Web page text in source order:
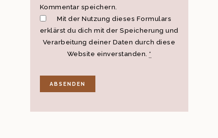
Kommentar speichern.
Mit der Nutzung dieses Formulars
erklärst du dich mit der Speicherung und
Verarbeitung deiner Daten durch diese
Website einverstanden. *